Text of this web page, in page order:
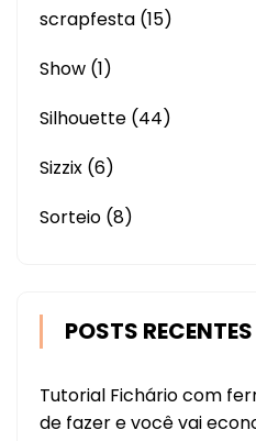
scrapfesta (15)
Show (1)
Silhouette (44)
Sizzix (6)
Sorteio (8)
POSTS RECENTES
Tutorial Fichário com
de fazer e você vai